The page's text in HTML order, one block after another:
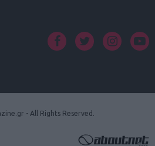
- All Rights Reserved.